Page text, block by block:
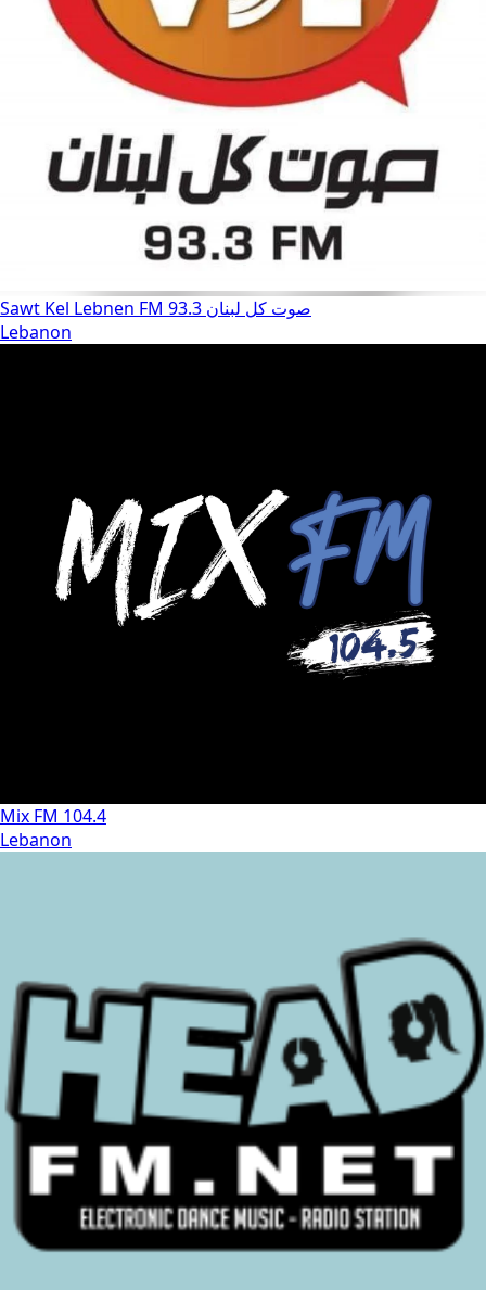
Sawt Kel Lebnen FM 93.3 صوت كل لبنان
Lebanon
Mix FM 104.4
Lebanon